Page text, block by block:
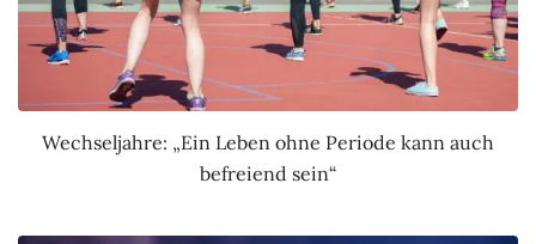
Wechseljahre: „Ein Leben ohne Periode kann auch
befreiend sein“